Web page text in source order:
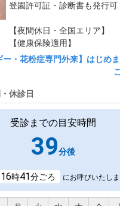
登園許可証・診断書も発行可
【夜間休日・全国エリア】
【健康保険適用】
ー・花粉症専門外来】はじめま
休診日
受診までの目安時間
39分後
16時41分ごろ にお呼びいたし